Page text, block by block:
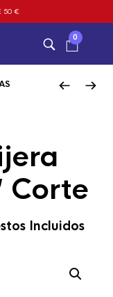
50 €
0
Corte
Incluidos